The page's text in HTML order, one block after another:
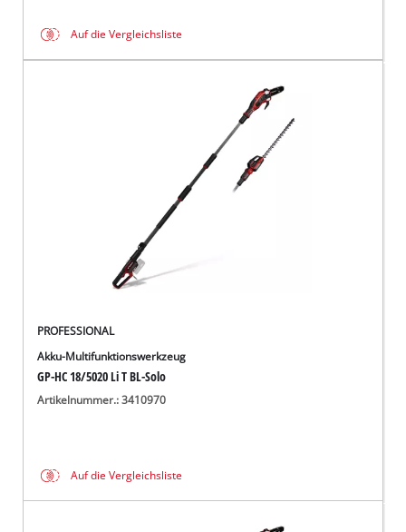
Auf die Vergleichsliste
PROFESSIONAL
Akku-Multifunktionswerkzeug
GP-HC 18/5020 Li T BL-Solo
Artikelnummer.: 3410970
Auf die Vergleichsliste